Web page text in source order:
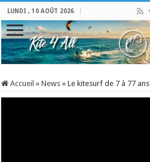
LUNDI , 10 AOÛT 2026
Accueil » News » Le kitesurf de 7 à 77 ans